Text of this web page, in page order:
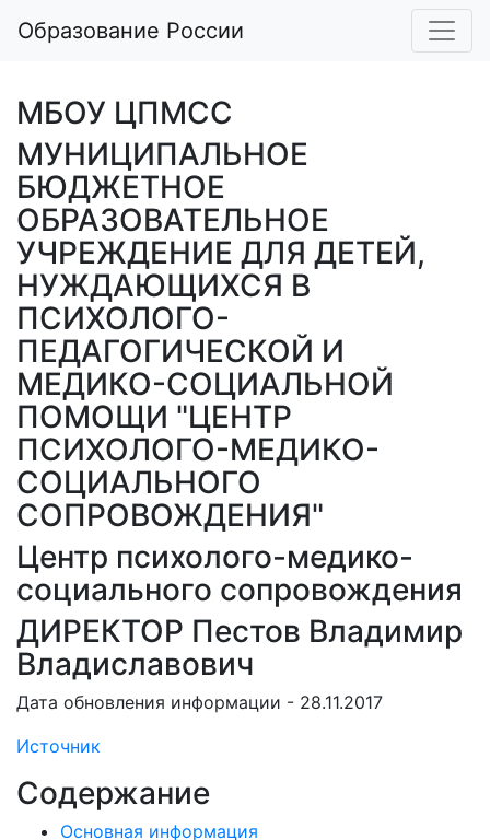
Образование России
МБОУ ЦПМСС
МУНИЦИПАЛЬНОЕ
БЮДЖЕТНОЕ
ОБРАЗОВАТЕЛЬНОЕ
УЧРЕЖДЕНИЕ ДЛЯ ДЕТЕЙ,
НУЖДАЮЩИХСЯ В
ПСИХОЛОГО-
ПЕДАГОГИЧЕСКОЙ И
МЕДИКО-СОЦИАЛЬНОЙ
ПОМОЩИ "ЦЕНТР
ПСИХОЛОГО-МЕДИКО-
СОЦИАЛЬНОГО
СОПРОВОЖДЕНИЯ"
Центр психолого-медико-
социального сопровождения
ДИРЕКТОР Пестов Владимир
Владиславович
Дата обновления информации - 28.11.2017
Источник
Содержание
Основная информация